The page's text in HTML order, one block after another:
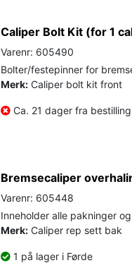
Caliper Bolt Kit (for 1
Varenr: 605490
Bolter/festepinner for
Merk: Caliper bolt kit front
Ca. 21 dager fra bestilling
Bremsecaliper
Varenr: 605448
Inneholder alle pakninger
Merk: Caliper rep sett bak
1 på lager i Førde